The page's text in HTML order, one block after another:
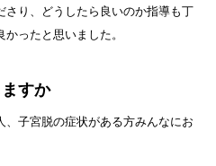
さり、どうしたら良いのか指導も丁
ったと思いました。
すか
、子宮脱の症状がある方みんなにお